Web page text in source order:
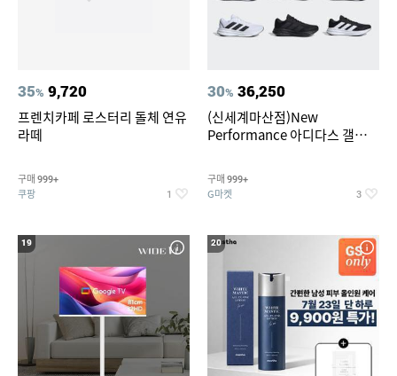
35% 9,720
프렌치카페 로스터리 돌체 연유
라떼
구매 999+
쿠팡 1
30% 36,250
(신세계마산점)New
Performance 아디다스 갤럭시
구매 999+
G마켓 3
19 20